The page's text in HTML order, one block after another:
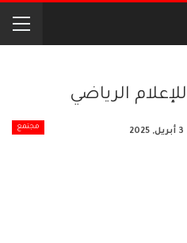
الرياضي
مجتمع 3 أبريل, 2025